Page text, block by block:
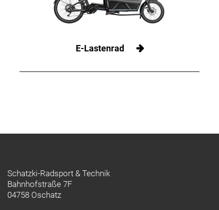
E-Lastenrad
Schatzki-Radsport & Technik
Bahnhofstraße 7F
04758 Oschatz